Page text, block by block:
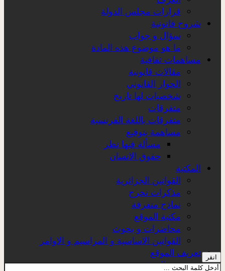
قرارات مجلس الدولة
شروح قانونية
سؤال و جواب
ما هو موضوع هذه المادة
مساهمات ثقافية
مقالات قانونية
الحوار القانوني
شخصيات لها تاريخ
متفرقات
متفرقات باللغة الفرنسية
مساهمة بتوقيع
مسألة فيها نظر
حقوق الانسان
المكتبة
القوانين الجزائرية
مذكرات تخرج
نماذج متفرقة
مكتبة الموقع
محاضرات و بحوث
القوانين الاساسية و المراسيم و الاوامر
تعريف الموقع
عن الموقع
انقر